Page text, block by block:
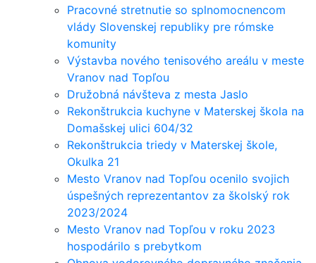
Pracovné stretnutie so splnomocnencom
vlády Slovenskej republiky pre rómske
komunity
Výstavba nového tenisového areálu v meste
Vranov nad Topľou
Družobná návšteva z mesta Jaslo
Rekonštrukcia kuchyne v Materskej škola na
Domašskej ulici 604/32
Rekonštrukcia triedy v Materskej škole,
Okulka 21
Mesto Vranov nad Topľou ocenilo svojich
úspešných reprezentantov za školský rok
2023/2024
Mesto Vranov nad Topľou v roku 2023
hospodárilo s prebytkom